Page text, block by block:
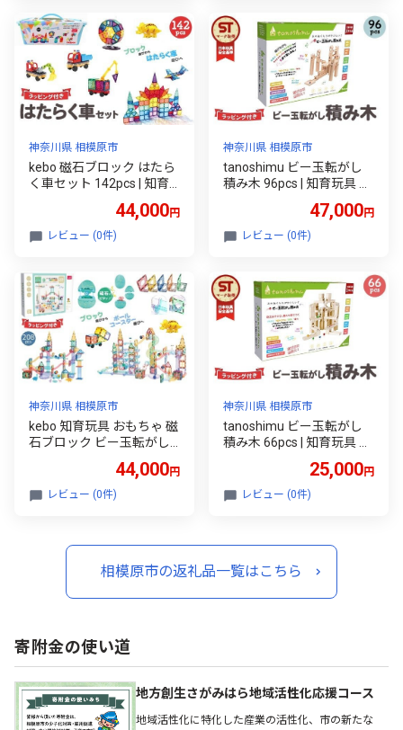
ー
ア
神奈川県 相模原市
kebo 磁石ブロック はたら
く車セット 142pcs | 知育
パズル 3歳 4歳 5歳 6歳 お
誕生日 マグネットブロッ
ク 観覧車 クレーン 恐竜 シ
新登場
44,000円
レビュー (0件)
神奈川県 相模原市
tanoshimu ビー玉転がし
積み木 96pcs | 知育玩具 お
パズル 3歳 4歳 5歳 誕生日
入園 入学 指先知育 図形 算
数 学習 教育玩具 スロープ
47,000円
レビュー (0件)
神奈川県 相模原市
kebo 知育玩具 おもちゃ 磁
石ブロック ビー玉転がし 2
イ 立体パズル お誕生日 入
園 入学 お祝い 恐竜 マグネ
ットブロック リニューア
44,000円
レビュー (0件)
神奈川県 相模原市
tanoshimu ビー玉転がし
積み木 66pcs | 知育玩具 お
歳 5歳 誕生日 立体 パズル
入園 入学 男の子 女の子 指
先知育 図形 算数 学習 教育
25,000円
レビュー (0件)
相模原市の返礼品一覧はこちら
寄附金の使い道
地方創生さがみはら地域活性化応援コース
地域活性化に特化した産業の活性化、市の新たな